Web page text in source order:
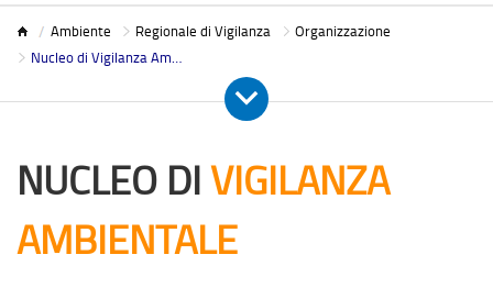
Ambiente Regionale di Vigilanza
Organizzazione
Nucleo di Vigilanza Ambientale
NUCLEO DIVIGILANZA
AMBIENTALE